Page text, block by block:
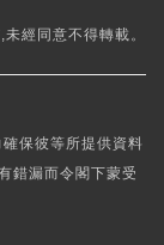
經同意不得轉載。
保彼等所提供資料
錯漏而令閣下蒙受